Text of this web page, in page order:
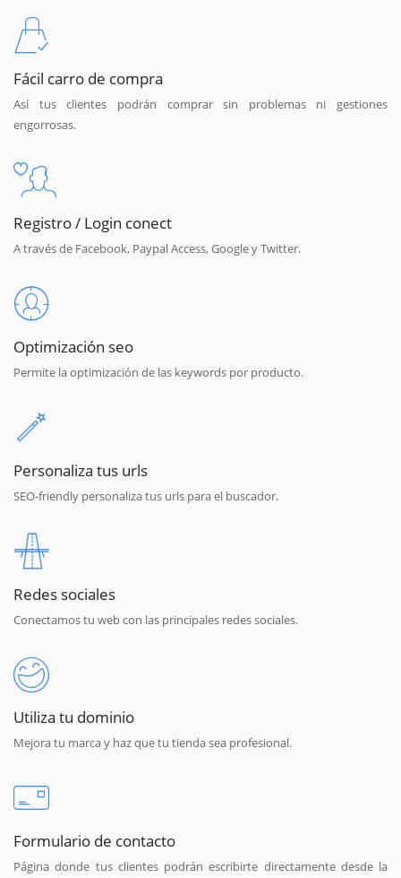
Fácil carro de compra
Así tus clientes podrán comprar sin problemas ni gestiones
engorrosas.
Registro / Login conect
A través de Facebook, Paypal Access, Google y Twitter.
Optimización seo
Permite la optimización de las keywords por producto.
Personaliza tus urls
SEO-friendly personaliza tus urls para el buscador.
Redes sociales
Conectamos tu web con las principales redes sociales.
Utiliza tu dominio
Mejora tu marca y haz que tu tienda sea profesional.
Formulario de contacto
Página donde tus clientes podrán escribirte directamente desde la